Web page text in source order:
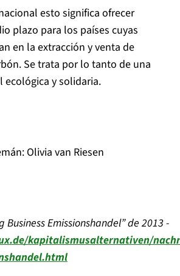
esto significa ofrecer
plazo para los países cuyas
en la extracción y venta de
Se trata por lo tanto de una
y solidaria.
Olivia van Riesen
Business Emissionshandel” de 2013 -
kapitalismusalternativen/